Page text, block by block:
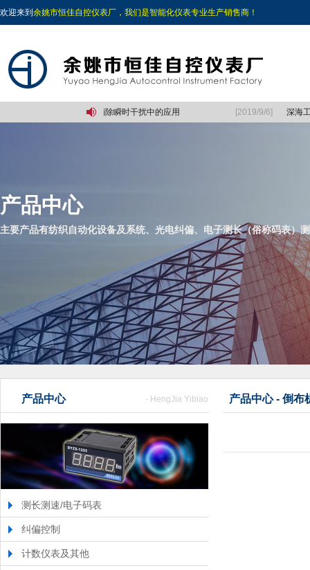
欢迎来到 余姚市恒佳自控仪表厂，我们是智能化仪表专业生产销售商！
机中定时/拉动计数器在消除瞬时干扰中的应用 [2019/9/6] 深海
产品中心
主要产品有纺织自动化设备及系统、光电纠偏、电子测长（俗称码表）
产品中心 - HengJia Yibiao
测长测速/电子码表
纠偏控制
计数仪表及其他
产品中心 - 倒布